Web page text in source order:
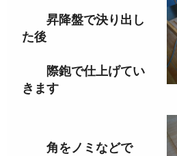
昇降盤で決り出し
た後
際鉋で仕上げてい
きます
角をノミなどで